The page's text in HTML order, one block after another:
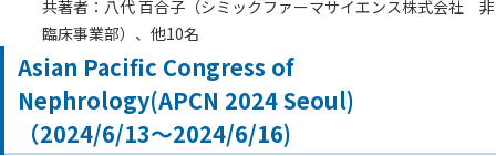
共著者：八代 百合子（シミックファーマサイエンス株式会社 非
臨床事業部）、他10名
Asian Pacific Congress of
Nephrology(APCN 2024 Seoul)
（2024/6/13～2024/6/16)